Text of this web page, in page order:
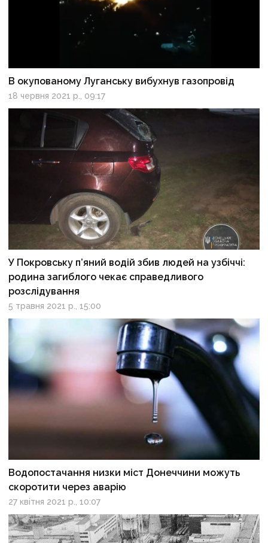
В окупованому Луганську вибухнув газопровід
18 червня 2021 р., 09:17
У Покровську п’яний водій збив людей на узбіччі:
родина загиблого чекає справедливого
розслідування
5 травня 2021 р., 15:00
Водопостачання низки міст Донеччини можуть
скоротити через аварію
27 квітня 2021 р., 10:07